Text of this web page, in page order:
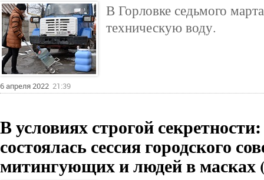
В Горловке седьмого
техническую воду.
6 апреля 2022 21:39
В условиях строгой
состоялась сессия городского
митингующих и людей в